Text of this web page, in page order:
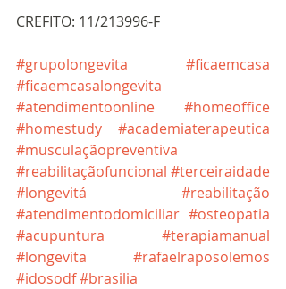
CREFITO: 11/213996-F
#grupolongevita
#ficaemcasa
#ficaemcasalongevita
#atendimentoonline
#homeoffice
#homestudy
#academiaterapeutica
#musculaçãopreventiva
#reabilitaçãofuncional #terceiraidade
#longevitá
#reabilitação
#atendimentodomiciliar #osteopatia
#acupuntura
#terapiamanual
#longevita
#rafaelraposolemos
#idosodf#brasilia